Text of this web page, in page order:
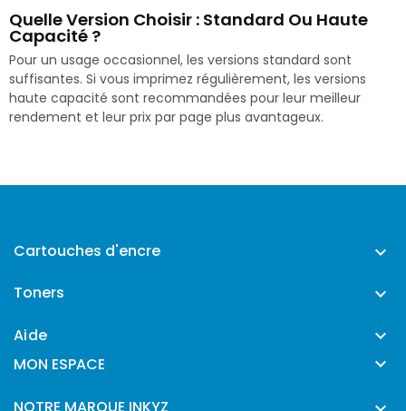
Quelle Version Choisir : Standard Ou Haute
Capacité ?
Pour un usage occasionnel, les versions standard sont
suffisantes. Si vous imprimez régulièrement, les versions
haute capacité sont recommandées pour leur meilleur
rendement et leur prix par page plus avantageux.
Cartouches d'encre 
Toners 
Aide 
MON ESPACE 